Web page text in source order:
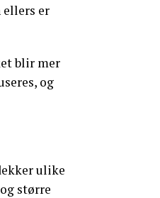
ellers er
blir mer
og
ulike
større